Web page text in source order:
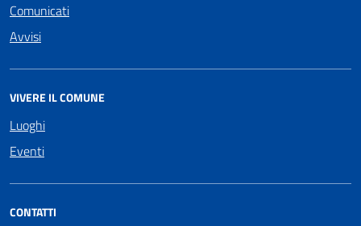
Comunicati
Avvisi
VIVERE IL COMUNE
Luoghi
Eventi
CONTATTI